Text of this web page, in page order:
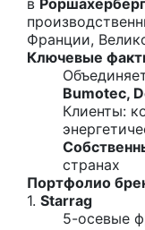
Франции,
Ключевые
Bumotec,
Клиенты:
странах
Портфолио
1. Starrag
5-осевые